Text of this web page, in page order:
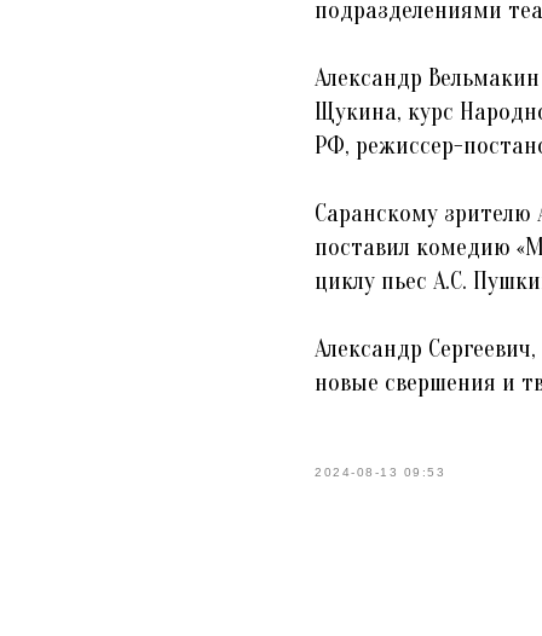
подразделениями
Александр
Щукина, курс
РФ, режиссер-
Саранскому зрителю
поставил комедию
циклу пьес А.С.
Александр
новые свершения и
2024-08-13 09:53